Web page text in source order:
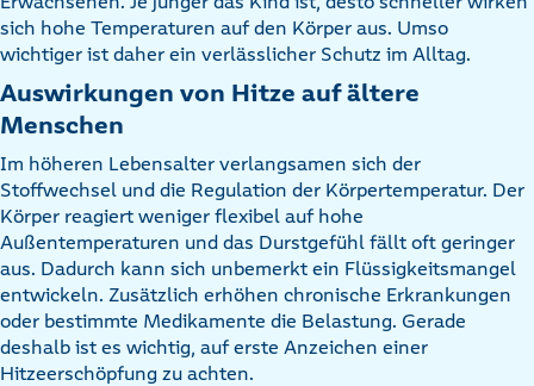
sich hohe Temperaturen auf den Körper aus. Umso
wichtiger ist daher ein verlässlicher Schutz im Alltag.
Auswirkungen von Hitze auf ältere
Menschen
Im höheren Lebensalter verlangsamen sich der
Stoffwechsel und die Regulation der Körpertemperatur. Der
Körper reagiert weniger flexibel auf hohe
Außentemperaturen und das Durstgefühl fällt oft geringer
aus. Dadurch kann sich unbemerkt ein Flüssigkeitsmangel
entwickeln. Zusätzlich erhöhen chronische Erkrankungen
oder bestimmte Medikamente die Belastung. Gerade
deshalb ist es wichtig, auf erste Anzeichen einer
Hitzeerschöpfung zu achten.